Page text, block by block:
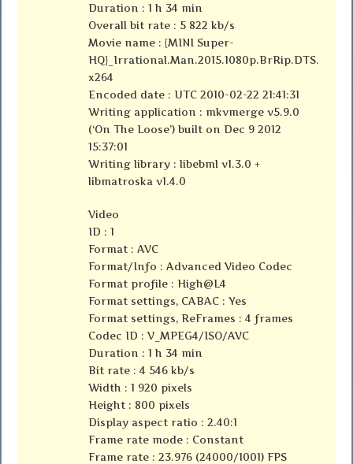
Duration : 1 h 34 min
Overall bit rate : 5 822 kb/s
Movie name : {MINI Super-
HQ}_Irrational.Man.2015.1080p.BrRip.DTS.
x264
Encoded date : UTC 2010-02-22 21:41:31
Writing application : mkvmerge v5.9.0
(‘On The Loose’) built on Dec 9 2012
15:37:01
Writing library : libebml v1.3.0 +
libmatroska v1.4.0
Video
ID : 1
Format : AVC
Format/Info : Advanced Video Codec
Format profile : High@L4
Format settings, CABAC : Yes
Format settings, ReFrames : 4 frames
Codec ID : V_MPEG4/ISO/AVC
Duration : 1 h 34 min
Bit rate : 4 546 kb/s
Width : 1 920 pixels
Height : 800 pixels
Display aspect ratio : 2.40:1
Frame rate mode : Constant
Frame rate : 23.976 (24000/1001) FPS